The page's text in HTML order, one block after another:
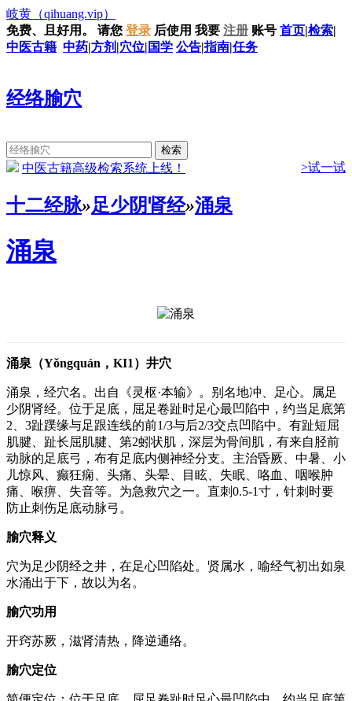
岐黄 （qihuang.vip）
免费、且好用。
请您 登录 后使用 我要 注册 账号 首页|检索|
中医古籍 中药|方剂 |穴位| 国学 公告|指南|任务
经络腧穴
中医古籍高级检索系统上线！ >试一试
十二经脉»足少阴肾经»涌泉
涌泉
涌泉（Yǒngquán，KI1）井穴
涌泉，经穴名。出自《灵枢·本输》。别名地冲、足心。属足
少阴肾经。位于足底，屈足卷趾时足心最凹陷中，约当足底第
2、3趾蹼缘与足跟连线的前1/3与后2/3交点凹陷中。有趾短屈
肌腱、趾长屈肌腱、第2蚓状肌，深层为骨间肌，有来自胫前
动脉的足底弓，布有足底内侧神经分支。主治昏厥、中暑、小
儿惊风、癫狂痫、头痛、头晕、目眩、失眠、咯血、咽喉肿
痛、喉痹、失音等。为急救穴之一。直刺0.5-1寸，针刺时要
防止刺伤足底动脉弓。
腧穴释义
穴为足少阴经之井，在足心凹陷处。贤属水，喻经气初出如泉
水涌出于下，故以为名。
腧穴功用
开窍苏厥，滋肾清热，降逆通络。
腧穴定位